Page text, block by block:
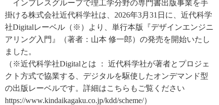
インプレスグループで理工学分野の専門書出版事業を手
掛ける株式会社近代科学社は、2026年3月31日に、近代科学
社Digitalレーベル（※）より、単行本版
『デザインエンジニ
アリング入門 』（著者：山本 修一郎）の発売を開始いたし
ました。
（※近代科学社Digitalとは ： 近代科学社が著者とプロジェ
クト方式で協業する、デジタルを駆使したオンデマンド型
の出版レーベルです。詳細はこちらもご覧ください
https://www.kindaikagaku.co.jp/kdd/scheme/）